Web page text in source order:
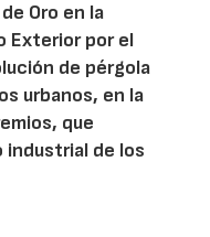
Oro en la
Exterior por el
de pérgola
urbanos, en la
que
industrial de los